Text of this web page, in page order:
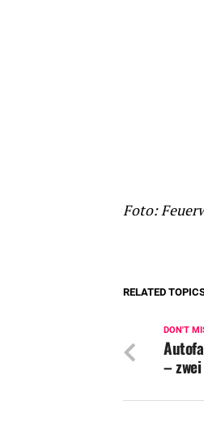
Foto:
RELATED
DON'T
–